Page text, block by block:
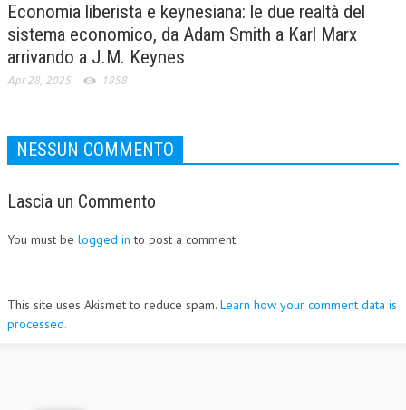
Economia liberista e keynesiana: le due realtà del
sistema economico, da Adam Smith a Karl Marx
arrivando a J.M. Keynes
Apr 28, 2025 1858
NESSUN COMMENTO
Lascia un Commento
You must be logged in to post a comment.
This site uses Akismet to reduce spam. Learn how your comment data is
processed.